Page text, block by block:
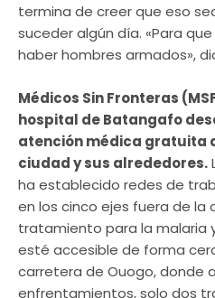
termina de creer que eso
suceder algún día. «Para
haber hombres armados»,
Médicos Sin Fronteras
hospital de Batangafo
atención médica gratuita
ciudad y sus alrededores.
ha establecido redes de
en los cinco ejes fuera de la
tratamiento para la malaria
esté accesible de forma
carretera de Ouogo, donde
enfrentamientos, solo dos